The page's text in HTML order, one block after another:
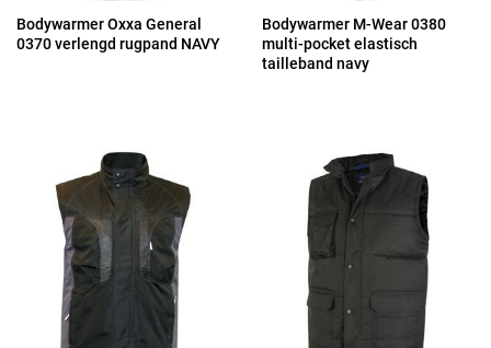
Bodywarmer Oxxa General
0370 verlengd rugpand NAVY
Bodywarmer M-Wear 0380
multi-pocket elastisch
tailleband navy